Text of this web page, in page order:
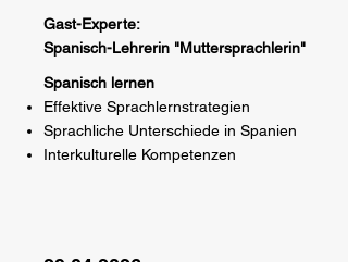
Gast-Experte:
Spanisch-Lehrerin "Muttersprachlerin"
Spanisch lernen
Effektive Sprachlernstrategien
Sprachliche Unterschiede in Spanien
Interkulturelle Kompetenzen